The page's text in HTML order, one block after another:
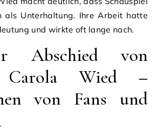
als Unterhaltung. Ihre Arbeit hatte
und wirkte oft lange nach.
Abschied von
Carola Wied –
von Fans und